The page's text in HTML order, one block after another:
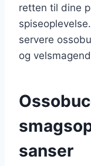
retten til dine
servere
og
sanser